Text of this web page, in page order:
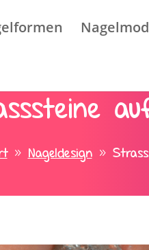
Nageldesign